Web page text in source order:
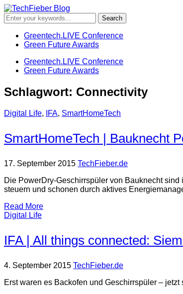
Greentech.LIVE Conference
Green Future Awards
Greentech.LIVE Conference
Green Future Awards
Schlagwort: Connectivity
Digital Life, IFA, SmartHomeTech
SmartHomeTech | Bauknecht
17. September 2015 TechFieber.de
Die PowerDry-Geschirrspüler von Bauknecht
steuern und schonen durch aktives
Read More
Digital Life
IFA | All things connected:
4. September 2015 TechFieber.de
Erst waren es Backofen und Geschirrspüler –